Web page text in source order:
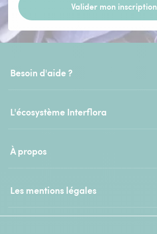
Valider mon inscription
Besoin d'aide ?
L'écosystème Interflora
À propos
Les mentions légales